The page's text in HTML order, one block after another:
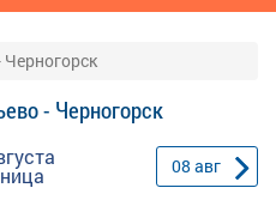
- Черногорск
08 авг